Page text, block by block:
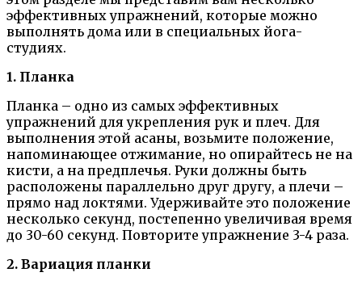
эффективных упражнений, которые можно
выполнять дома или в специальных йога-
студиях.
1. Планка
Планка – одно из самых эффективных
упражнений для укрепления рук и плеч. Для
выполнения этой асаны, возьмите положение,
напоминающее отжимание, но опирайтесь не на
кисти, а на предплечья. Руки должны быть
расположены параллельно друг другу, а плечи –
прямо над локтями. Удерживайте это положение
несколько секунд, постепенно увеличивая время
до 30-60 секунд. Повторите упражнение 3-4 раза.
2. Вариация планки